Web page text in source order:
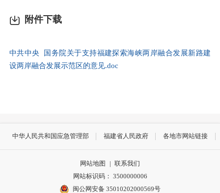
附件下载
中共中央 国务院关于支持福建探索海峡两岸融合发展新路建
设两岸融合发展示范区的意见.doc
中华人民共和国应急管理部 福建省人民政府 各地市网站链接
网站地图 | 联系我们
网站标识码： 3500000006
闽公网安备 35010202000569号